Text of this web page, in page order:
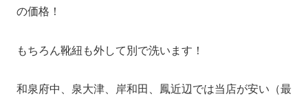
の価格！
もちろん靴紐も外して別で洗います！
和泉府中、泉大津、岸和田、鳳近辺では当店が安い（最